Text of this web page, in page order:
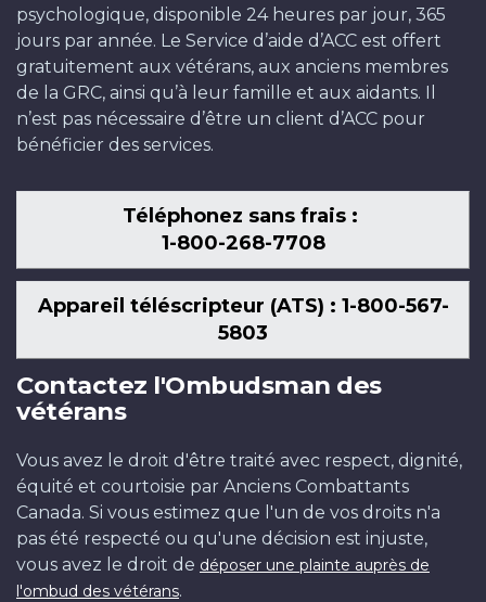
psychologique, disponible 24 heures par jour, 365
jours par année. Le Service d’aide d’ACC est offert
gratuitement aux vétérans, aux anciens membres
de la GRC, ainsi qu’à leur famille et aux aidants. Il
n’est pas nécessaire d’être un client d’ACC pour
bénéficier des services.
Téléphonez sans frais :
1-800-268-7708
Appareil téléscripteur (ATS) : 1-800-567-
5803
Contactez l'Ombudsman des
vétérans
Vous avez le droit d'être traité avec respect, dignité,
équité et courtoisie par Anciens Combattants
Canada. Si vous estimez que l'un de vos droits n'a
pas été respecté ou qu'une décision est injuste,
vous avez le droit de déposer une plainte auprès de
l'ombud des vétérans.